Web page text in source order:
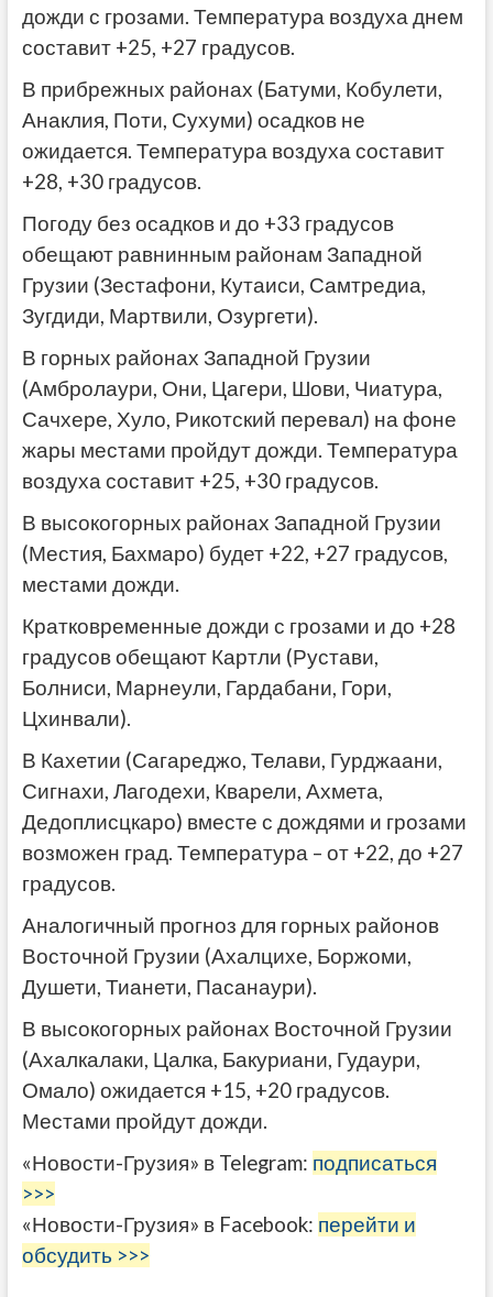
дожди с грозами. Температура воздуха днем ​​
составит +25, +27 градусов.
В прибрежных районах (Батуми, Кобулети,
Анаклия, Поти, Сухуми) осадков не
ожидается. Температура воздуха составит
+28, +30 градусов.
Погоду без осадков и до +33 градусов
обещают равнинным районам Западной
Грузии (Зестафони, Кутаиси, Самтредиа,
Зугдиди, Мартвили, Озургети).
В горных районах Западной Грузии
(Амбролаури, Они, Цагери, Шови, Чиатура,
Сачхере, Хуло, Рикотский перевал) на фоне
жары местами пройдут дожди. Температура
воздуха ​​составит +25, +30 градусов.
В высокогорных районах Западной Грузии
(Местия, Бахмаро) будет +22, +27 градусов,
местами дожди.
Кратковременные дожди с грозами и до +28
градусов обещают Картли (Рустави,
Болниси, Марнеули, Гардабани, Гори,
Цхинвали).
В Кахетии (Сагареджо, Телави, Гурджаани,
Сигнахи, Лагодехи, Кварели, Ахмета,
Дедоплисцкаро) вместе с дождями и грозами
возможен град. Температура – от +22, до +27
градусов.
Аналогичный прогноз для горных районов
Восточной Грузии (Ахалцихе, Боржоми,
Душети, Тианети, Пасанаури).
В высокогорных районах Восточной Грузии
(Ахалкалаки, Цалка, Бакуриани, Гудаури,
Омало) ожидается +15, +20 градусов.
Местами пройдут дожди.
«Новости-Грузия» в Telegram: подписаться
>>>
«Новости-Грузия» в Facebook: перейти и
обсудить >>>